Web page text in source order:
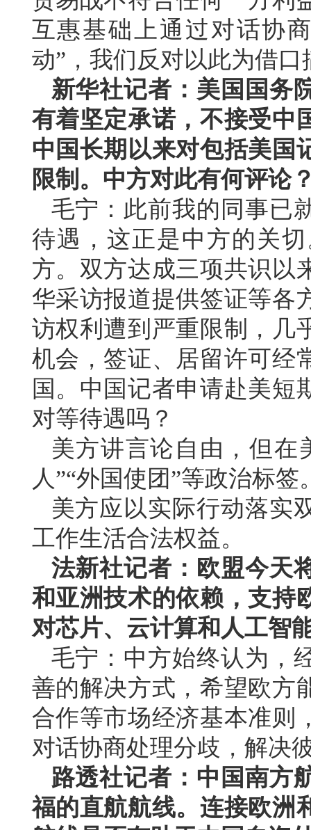
互惠基础上通过对话协
动”，我们反对以此为借口
新华社记者：美国国务
有着坚定承诺，不接受中
中国长期以来对包括美国
限制。中方对此有何评论
毛宁：此前我的同事已
待遇，这正是中方的关
方。双方达成三项共识以
华采访报道提供签证等各
访权利遭到严重限制，几
机会，签证、居留许可经
国。中国记者申请赴美短
对等待遇吗？
美方讲言论自由，但在
人”“外国使团”等政治标
美方应以实际行动落实
工作生活合法权益。
法新社记者：欧盟今天
和亚洲技术的依赖，支持
对芯片、云计算和人工智
毛宁：中方始终认为，
善的解决方式，希望欧方
合作等市场经济基本准则
对话协商处理分歧，解决
路透社记者：中国南方
福的直航航线。连接欧洲